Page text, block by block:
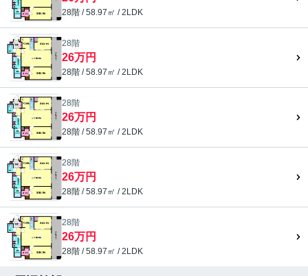
28階 / 58.97㎡ / 2LDK
28階
26万円
28階 / 58.97㎡ / 2LDK
28階
26万円
28階 / 58.97㎡ / 2LDK
28階
26万円
28階 / 58.97㎡ / 2LDK
28階
26万円
28階 / 58.97㎡ / 2LDK